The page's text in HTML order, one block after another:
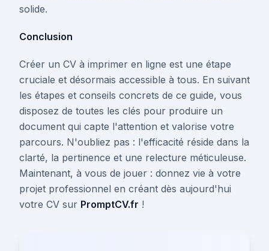
solide.
Conclusion
Créer un CV à imprimer en ligne est une étape
cruciale et désormais accessible à tous. En suivant
les étapes et conseils concrets de ce guide, vous
disposez de toutes les clés pour produire un
document qui capte l'attention et valorise votre
parcours. N'oubliez pas : l'efficacité réside dans la
clarté, la pertinence et une relecture méticuleuse.
Maintenant, à vous de jouer : donnez vie à votre
projet professionnel en créant dès aujourd'hui
votre CV sur PromptCV.fr !